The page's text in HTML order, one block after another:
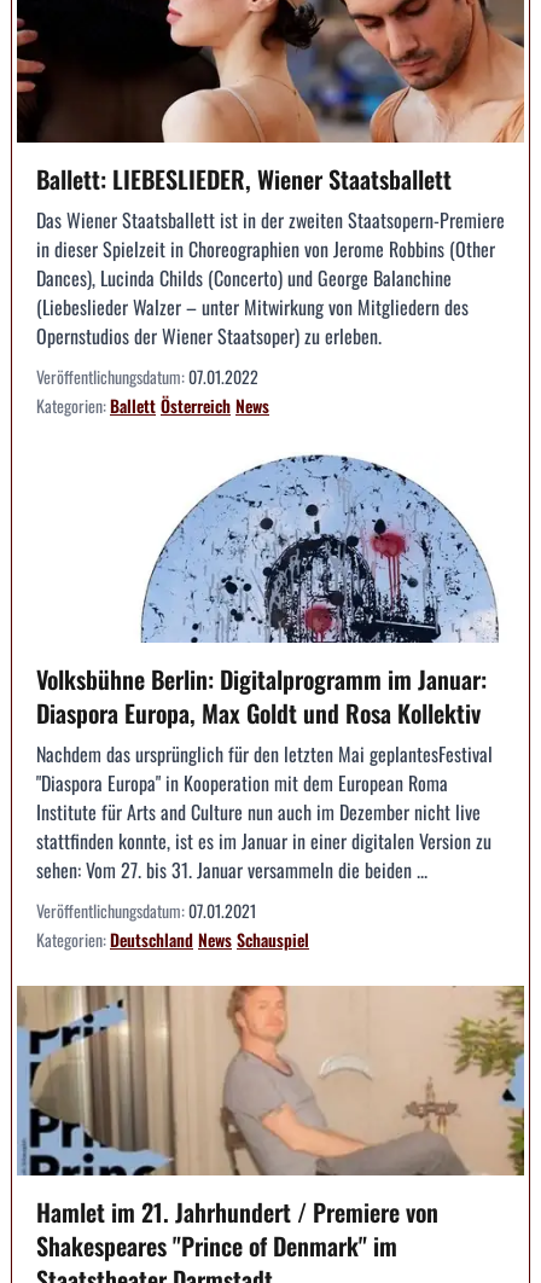
Ballett: LIEBESLIEDER, Wiener Staatsballett
Das Wiener Staatsballett ist in der zweiten Staatsopern-Premiere
in dieser Spielzeit in Choreographien von Jerome Robbins (Other
Dances), Lucinda Childs (Concerto) und George Balanchine
(Liebeslieder Walzer – unter Mitwirkung von Mitgliedern des
Opernstudios der Wiener Staatsoper) zu erleben.
Veröffentlichungsdatum:07.01.2022
Kategorien:BallettÖsterreichNews
Volksbühne Berlin: Digitalprogramm im Januar:
Diaspora Europa, Max Goldt und Rosa Kollektiv
Nachdem das ursprünglich für den letzten Mai geplantesFestival
"Diaspora Europa" in Kooperation mit dem European Roma
Institute für Arts and Culture nun auch im Dezember nicht live
stattfinden konnte, ist es im Januar in einer digitalen Version zu
sehen: Vom 27. bis 31. Januar versammeln die beiden ...
Veröffentlichungsdatum:07.01.2021
Kategorien:DeutschlandNewsSchauspiel
Hamlet im 21. Jahrhundert / Premiere von
Shakespeares "Prince of Denmark" im